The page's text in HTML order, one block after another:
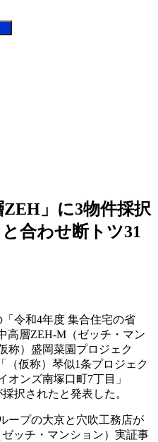
」に3物件採択
合わせ断トツ31
令和4年度 集合住宅の省
高層ZEH-M（ゼッチ・マン
称）盛岡菜園プロジェク
（仮称）琴似1条プロジェク
オンズ南塚口町7丁目」
択されたと発表した。
ープの大京と穴吹工務店が
ゼッチ・マンション）実証事